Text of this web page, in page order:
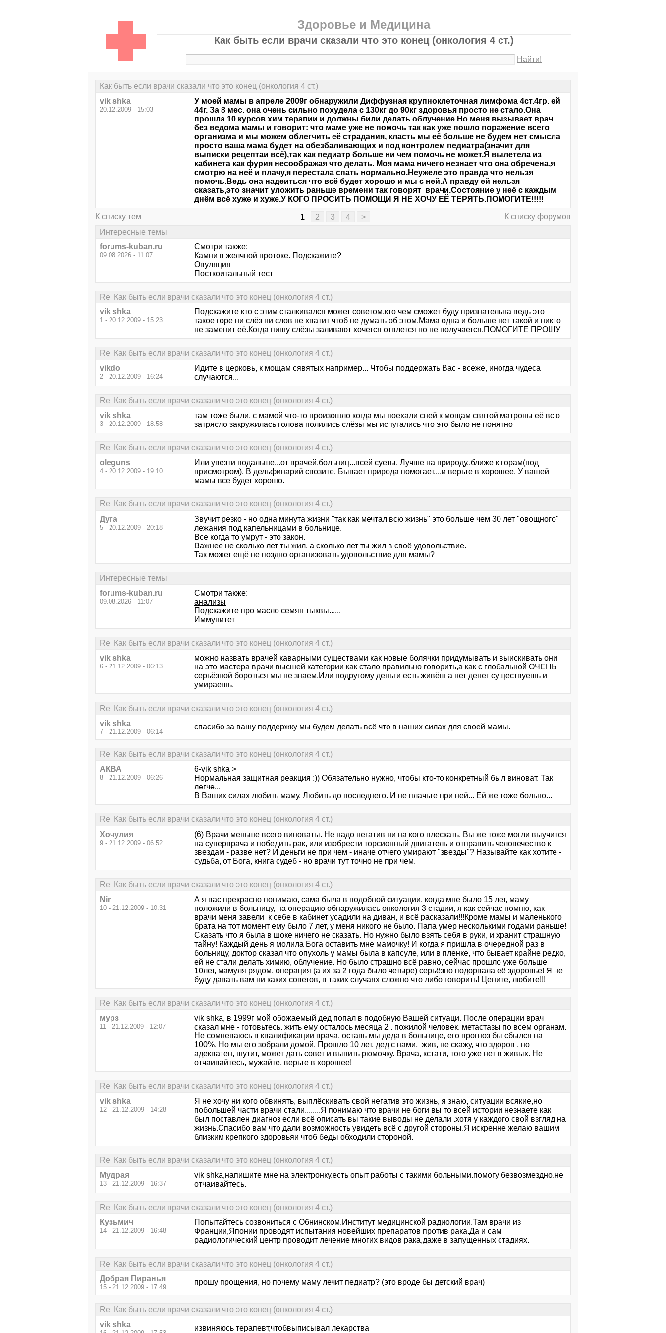
Здоровье и Медицина
Как быть если врачи сказали что это конец (онкология 4 ст.)
Найти!
Как быть если врачи сказали что это конец (онкология 4 ст.)
vik shka
20.12.2009 - 15:03
У моей мамы в апреле 2009г обнаружили Диффузная крупноклеточная лимфома 4ст.4гр. ей
44г. За 8 мес. она очень сильно похудела с 130кг до 90кг здоровья просто не стало.Она
прошла 10 курсов хим.терапии и должны били делать облучение.Но меня вызывает врач
без ведома мамы и говорит: что маме уже не помочь так как уже пошло поражение всего
организма и мы можем облегчить её страдания, класть мы её больше не будем нет смысла
просто ваша мама будет на обезбаливающих и под контролем педиатра(значит для
выписки рецептаи всё),так как педиатр больше ни чем помочь не может.Я вылетела из
кабинета как фурия несоображая что делать. Моя мама ничего незнает что она обречена,я
смотрю на неё и плачу,я перестала спать нормально.Неужеле это правда что нельзя
помочь.Ведь она надеиться что всё будет хорошо и мы с ней.А правду ей нельзя
сказать,это значит уложить раньше времени так говорят врачи.Состояние у неё с каждым
днём всё хуже и хуже.У КОГО ПРОСИТЬ ПОМОЩИ Я НЕ ХОЧУ ЕЁ ТЕРЯТЬ.ПОМОГИТЕ!!!!!
К списку тем 1 2 3 4 >
К списку форумов
Интересные темы
forums-kuban.ru
09.08.2026 - 11:07
Смотри также:
Камни в желчной протоке. Подскажите?
Овуляция
Посткоитальный тест
Re: Как быть если врачи сказали что это конец (онкология 4 ст.)
vik shka
1 - 20.12.2009 - 15:23
Подскажите кто с этим сталкивался может советом,кто чем сможет буду признательна ведь это
такое горе ни слёз ни слов не хватит чтоб не думать об этом.Мама одна и больше нет такой и никто
не заменит её.Когда пишу слёзы заливают хочется отвлется но не получается.ПОМОГИТЕ ПРОШУ
Re: Как быть если врачи сказали что это конец (онкология 4 ст.)
vikdo
2 - 20.12.2009 - 16:24
Идите в церковь, к мощам сявятых например... Чтобы поддержать Вас - всеже, иногда чудеса
случаются...
Re: Как быть если врачи сказали что это конец (онкология 4 ст.)
vik shka
3 - 20.12.2009 - 18:58
там тоже были, с мамой что-то произошло когда мы поехали сней к мощам святой матроны её всю
затрясло закружилась голова полились слёзы мы испугались что это было не понятно
Re: Как быть если врачи сказали что это конец (онкология 4 ст.)
oleguns
4 - 20.12.2009 - 19:10
Или увезти подальше...от врачей,больниц...всей суеты. Лучше на природу..ближе к горам(под
присмотром). В дельфинарий свозите. Бывает природа помогает....и верьте в хорошее. У вашей
мамы все будет хорошо.
Re: Как быть если врачи сказали что это конец (онкология 4 ст.)
Дуга
5 - 20.12.2009 - 20:18
Звучит резко - но одна минута жизни "так как мечтал всю жизнь" это больше чем 30 лет "овощного"
лежания под капельницами в больнице.
Все когда то умрут - это закон.
Важнее не сколько лет ты жил, а сколько лет ты жил в своё удовольствие.
Так может ещё не поздно организовать удовольствие для мамы?
Интересные темы
forums-kuban.ru
09.08.2026 - 11:07
Смотри также:
анализы
Подскажите про масло семян тыквы......
Иммунитет
Re: Как быть если врачи сказали что это конец (онкология 4 ст.)
vik shka
6 - 21.12.2009 - 06:13
можно назвать врачей каварными существами как новые болячки придумывать и выискивать они
на это мастера врачи высшей категории как стало правильно говорить,а как с глобальной ОЧЕНЬ
серьёзной бороться мы не знаем.Или подругому деньги есть живёш а нет денег существуешь и
умираешь.
Re: Как быть если врачи сказали что это конец (онкология 4 ст.)
vik shka
7 - 21.12.2009 - 06:14
спасибо за вашу поддержку мы будем делать всё что в наших силах для своей мамы.
Re: Как быть если врачи сказали что это конец (онкология 4 ст.)
АКВА
8 - 21.12.2009 - 06:26
6-vik shka >
Нормальная защитная реакция :)) Обязательно нужно, чтобы кто-то конкретный был виноват. Так
легче...
В Ваших силах любить маму. Любить до последнего. И не плачьте при ней... Ей же тоже больно...
Re: Как быть если врачи сказали что это конец (онкология 4 ст.)
Хочулия
9 - 21.12.2009 - 06:52
(6) Врачи меньше всего виноваты. Не надо негатив ни на кого плескать. Вы же тоже могли выучится
на суперврача и победить рак, или изобрести торсионный двигатель и отправить человечество к
звездам - разве нет? И деньги не при чем - иначе отчего умирают "звезды"? Называйте как хотите -
судьба, от Бога, книга судеб - но врачи тут точно не при чем.
Re: Как быть если врачи сказали что это конец (онкология 4 ст.)
Nir
10 - 21.12.2009 - 10:31
А я вас прекрасно понимаю, сама была в подобной ситуации, когда мне было 15 лет, маму
положили в больницу, на операцию обнаружилась онкология 3 стадии, я как сейчас помню, как
врачи меня завели к себе в кабинет усадили на диван, и всё расказали!!!Кроме мамы и маленького
брата на тот момент ему было 7 лет, у меня никого не было. Папа умер несколькими годами раньше!
Сказать что я была в шоке ничего не сказать. Но нужно было взять себя в руки, и хранит страшную
тайну! Каждый день я молила Бога оставить мне мамочку! И когда я пришла в очередной раз в
больницу, доктор сказал что опухоль у мамы была в капсуле, или в пленке, что бывает крайне редко,
ей не стали делать химию, облучение. Но было страшно всё равно, сейчас прошло уже больше
10лет, мамуля рядом, операция (а их за 2 года было четыре) серьёзно подорвала её здоровье! Я не
буду давать вам ни каких советов, в таких случаях сложно что либо говорить! Цените, любите!!!
Re: Как быть если врачи сказали что это конец (онкология 4 ст.)
мурз
11 - 21.12.2009 - 12:07
vik shka, в 1999г мой обожаемый дед попал в подобную Вашей ситуаци. После операции врач
сказал мне - готовьтесь, жить ему осталось месяца 2 , пожилой человек, метастазы по всем органам.
Не сомневаюсь в квалификации врача, оставь мы деда в больнице, его прогноз бы сбылся на
100%. Но мы его зобрали домой. Прошло 10 лет, дед с нами, жив, не скажу, что здоров , но
адекватен, шутит, может дать совет и выпить рюмочку. Врача, кстати, того уже нет в живых. Не
отчаивайтесь, мужайте, верьте в хорошее!
Re: Как быть если врачи сказали что это конец (онкология 4 ст.)
vik shka
12 - 21.12.2009 - 14:28
Я не хочу ни кого обвинять, выплёскивать свой негатив это жизнь, я знаю, ситуации всякие,но
побольшей части врачи стали........Я понимаю что врачи не боги вы то всей истории незнаете как
был поставлен диагноз если всё описать вы такие выводы не делали .хотя у каждого свой взгляд на
жизнь.Спасибо вам что дали возможность увидеть всё с другой стороны.Я искренне желаю вашим
близким крепкого здоровьяи чтоб беды обходили стороной.
Re: Как быть если врачи сказали что это конец (онкология 4 ст.)
Мудрая
13 - 21.12.2009 - 16:37
vik shka,напишите мне на электронку.есть опыт работы с такими больными.помогу безвозмездно.не
отчаивайтесь.
Re: Как быть если врачи сказали что это конец (онкология 4 ст.)
Кузьмич
14 - 21.12.2009 - 16:48
Попытайтесь созвониться с Обнинском.Институт медицинской радиологии.Там врачи из
Франции,Японии проводят испытания новейших препаратов против рака.Да и сам
радиологический центр проводит лечение многих видов рака,даже в запущенных стадиях.
Re: Как быть если врачи сказали что это конец (онкология 4 ст.)
Добрая Пиранья
15 - 21.12.2009 - 17:49
прошу прощения, но почему маму лечит педиатр? (это вроде бы детский врач)
Re: Как быть если врачи сказали что это конец (онкология 4 ст.)
vik shka
извиняюсь терапевт,чтобвыписывал лекарства